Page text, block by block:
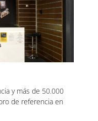
y más de 50.000
de referencia en